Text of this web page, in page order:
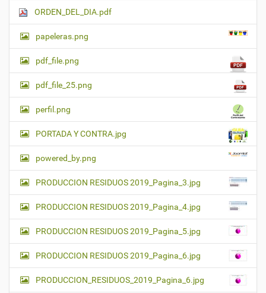
ORDEN_DEL_DIA.pdf
papeleras.png
pdf_file.png
pdf_file_25.png
perfil.png
PORTADA Y CONTRA.jpg
powered_by.png
PRODUCCION RESIDUOS 2019_Pagina_3.jpg
PRODUCCION RESIDUOS 2019_Pagina_4.jpg
PRODUCCION RESIDUOS 2019_Pagina_5.jpg
PRODUCCION RESIDUOS 2019_Pagina_6.jpg
PRODUCCION_RESIDUOS_2019_Pagina_6.jpg